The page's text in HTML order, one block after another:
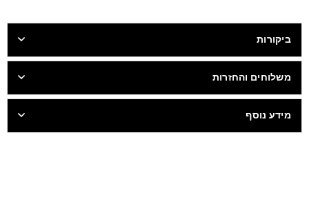
ביקורות
משלוחים והחזרות
מידע נוסף